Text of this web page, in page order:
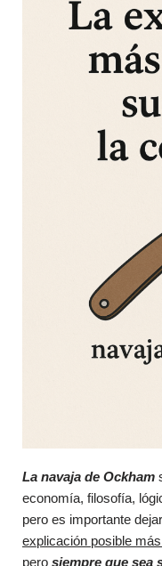
La navaja de Ockham
economía, filosofía,
pero es importante
explicación posible
pero siempre que sea